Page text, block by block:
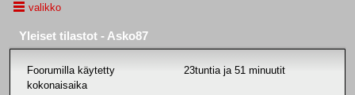
valikko
Yleiset tilastot - Asko87
Foorumilla käytetty
kokonaisaika
23tuntia ja 51 minuutit